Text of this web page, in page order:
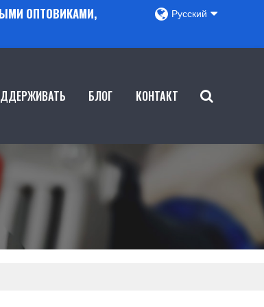
ОПТОВИКАМИ,
Русский
БЛОГ КОНТАКТ